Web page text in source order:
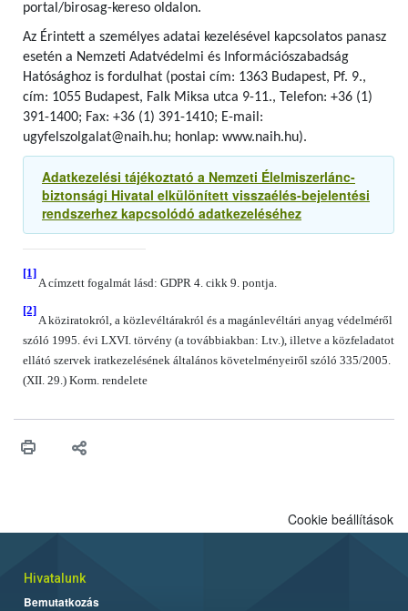
portal/birosag-kereso oldalon.
Az Érintett a személyes adatai kezelésével kapcsolatos panasz
esetén a Nemzeti Adatvédelmi és Információszabadság
Hatósághoz is fordulhat (postai cím: 1363 Budapest, Pf. 9.,
cím: 1055 Budapest, Falk Miksa utca 9-11., Telefon: +36 (1)
391-1400; Fax: +36 (1) 391-1410; E-mail:
ugyfelszolgalat@naih.hu; honlap: www.naih.hu).
Adatkezelési tájékoztató a Nemzeti Élelmiszerlánc-
biztonsági Hivatal elkülönített visszaélés-bejelentési
rendszerhez kapcsolódó adatkezeléséhez
[1]
A címzett fogalmát lásd: GDPR 4. cikk 9. pontja.
[2]
A köziratokról, a közlevéltárakról és a magánlevéltári anyag védelméről
szóló 1995. évi LXVI. törvény (a továbbiakban: Ltv.), illetve a közfeladatot
ellátó szervek iratkezelésének általános követelményeiről szóló 335/2005.
(XII. 29.) Korm. rendelete
Cookie beállítások
Hivatalunk
Bemutatkozás